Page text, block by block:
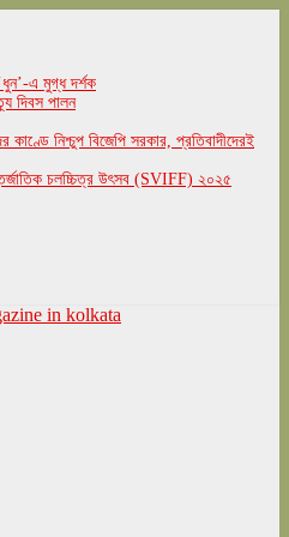
এ মুগ্ধ দর্শক
দিবস পালন
নিশ্চুপ বিজেপি সরকার, প্রতিবাদীদেরই
চলচ্চিত্র উৎসব (SVIFF) ২০২৫